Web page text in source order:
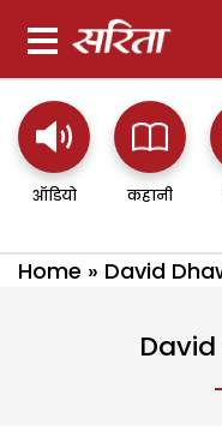
ऑडियो कहानी
Home » David